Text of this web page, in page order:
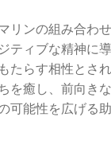
リンの組み合わ
ティブな精神に
たらす相性とさ
を癒し、前向き
可能性を広げる